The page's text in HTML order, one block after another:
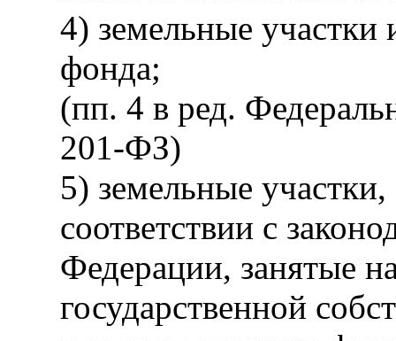
4) земельные участки
фонда;
(пп. 4 в ред.
201-ФЗ)
5) земельные
соответствии с
Федерации, занятые
государственной